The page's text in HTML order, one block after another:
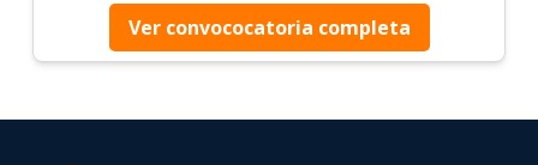
Ver convococatoria completa